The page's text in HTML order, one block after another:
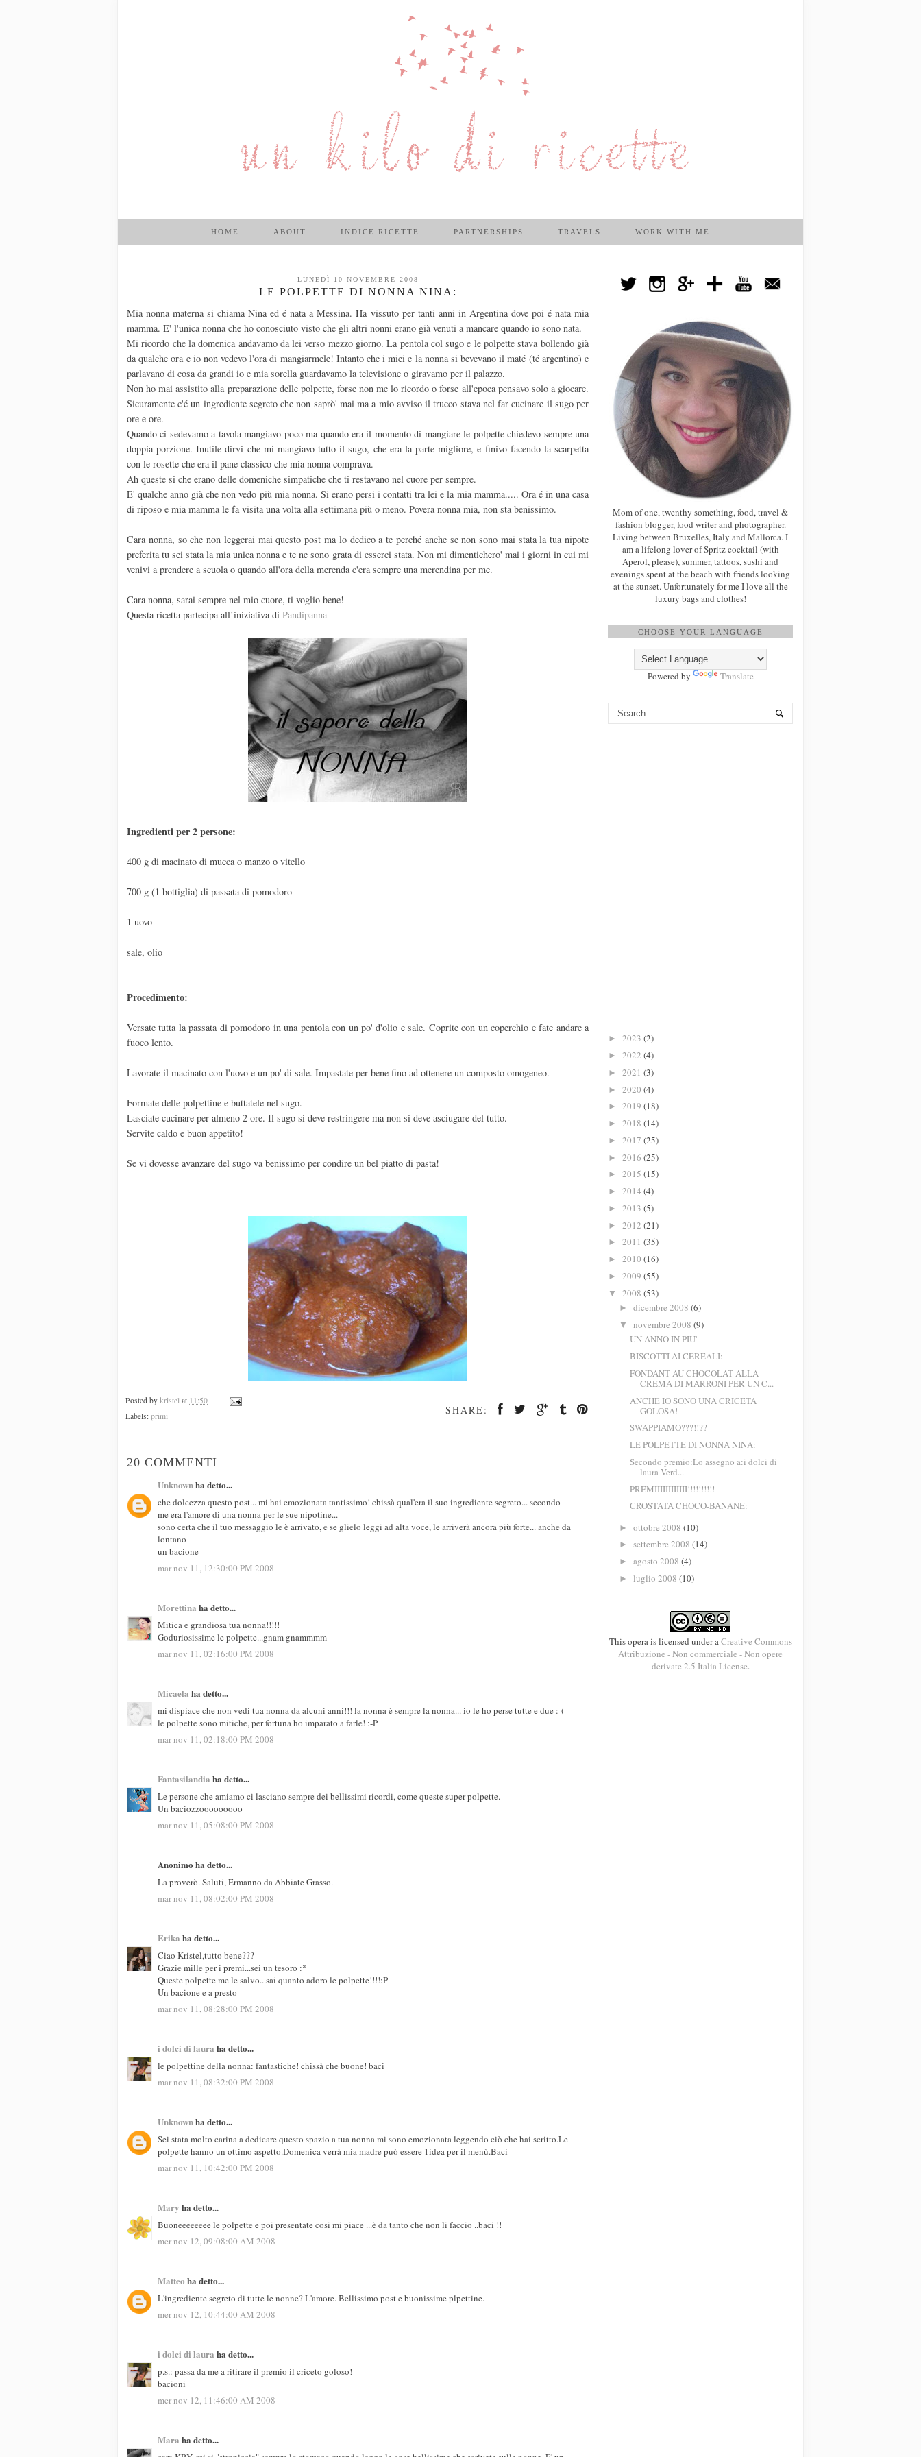
HOME ABOUT INDICE RICETTE PARTNERSHIPS TRAVELS WORK WITH ME
LUNEDÌ 10 NOVEMBRE 2008
LE POLPETTE DI NONNA NINA:
Mia nonna materna si chiama Nina ed é nata a Messina. Ha vissuto per tanti anni in Argentina dove poi é nata mia
mamma. E' l'unica nonna che ho conosciuto visto che gli altri nonni erano già venuti a mancare quando io sono nata.
Mi ricordo che la domenica andavamo da lei verso mezzo giorno. La pentola col sugo e le polpette stava bollendo già
da qualche ora e io non vedevo l'ora di mangiarmele! Intanto che i miei e la nonna si bevevano il maté (té argentino) e
parlavano di cosa da grandi io e mia sorella guardavamo la televisione o giravamo per il palazzo.
Non ho mai assistito alla preparazione delle polpette, forse non me lo ricordo o forse all'epoca pensavo solo a giocare.
Sicuramente c'é un ingrediente segreto che non saprò' mai ma a mio avviso il trucco stava nel far cucinare il sugo per
ore e ore.
Quando ci sedevamo a tavola mangiavo poco ma quando era il momento di mangiare le polpette chiedevo sempre una
doppia porzione. Inutile dirvi che mi mangiavo tutto il sugo, che era la parte migliore, e finivo facendo la scarpetta
con le rosette che era il pane classico che mia nonna comprava.
Ah queste si che erano delle domeniche simpatiche che ti restavano nel cuore per sempre.
E' qualche anno già che non vedo più mia nonna. Si erano persi i contatti tra lei e la mia mamma..... Ora é in una casa
di riposo e mia mamma le fa visita una volta alla settimana più o meno. Povera nonna mia, non sta benissimo.
Cara nonna, so che non leggerai mai questo post ma lo dedico a te perché anche se non sono mai stata la tua nipote
preferita tu sei stata la mia unica nonna e te ne sono grata di esserci stata. Non mi dimentichero' mai i giorni in cui mi
venivi a prendere a scuola o quando all'ora della merenda c'era sempre una merendina per me.
Cara nonna, sarai sempre nel mio cuore, ti voglio bene!
Questa ricetta partecipa all’iniziativa di Pandipanna
Ingredienti per 2 persone:
400 g di macinato di mucca o manzo o vitello
700 g (1 bottiglia) di passata di pomodoro
1 uovo
sale, olio
Procedimento:
Versate tutta la passata di pomodoro in una pentola con un po' d'olio e sale. Coprite con un coperchio e fate andare a
fuoco lento.
Lavorate il macinato con l'uovo e un po' di sale. Impastate per bene fino ad ottenere un composto omogeneo.
Formate delle polpettine e buttatele nel sugo.
Lasciate cucinare per almeno 2 ore. Il sugo si deve restringere ma non si deve asciugare del tutto.
Servite caldo e buon appetito!
Se vi dovesse avanzare del sugo va benissimo per condire un bel piatto di pasta!
SHARE:
Posted by kristel at 11:50
Labels: primi
20 COMMENTI
Unknownha detto...
che dolcezza questo post... mi hai emozionata tantissimo! chissà qual'era il suo ingrediente segreto... secondo
me era l'amore di una nonna per le sue nipotine...
sono certa che il tuo messaggio le è arrivato, e se glielo leggi ad alta voce, le arriverà ancora più forte... anche da
lontano
un bacione
mar nov 11, 12:30:00 PM 2008
Morettina ha detto...
Mitica e grandiosa tua nonna!!!!!
Goduriosissime le polpette...gnam gnammmm
mar nov 11, 02:16:00 PM 2008
Micaela ha detto...
mi dispiace che non vedi tua nonna da alcuni anni!!! la nonna è sempre la nonna... io le ho perse tutte e due :-(
le polpette sono mitiche, per fortuna ho imparato a farle! :-P
mar nov 11, 02:18:00 PM 2008
Fantasilandia ha detto...
Le persone che amiamo ci lasciano sempre dei bellissimi ricordi, come queste super polpette.
Un baciozzooooooooo
mar nov 11, 05:08:00 PM 2008
Anonimo ha detto...
La proverò. Saluti, Ermanno da Abbiate Grasso.
mar nov 11, 08:02:00 PM 2008
Erika ha detto...
Ciao Kristel,tutto bene???
Grazie mille per i premi...sei un tesoro :*
Queste polpette me le salvo...sai quanto adoro le polpette!!!!:P
Un bacione e a presto
mar nov 11, 08:28:00 PM 2008
i dolci di laura ha detto...
le polpettine della nonna: fantastiche! chissà che buone! baci
mar nov 11, 08:32:00 PM 2008
Unknownha detto...
Sei stata molto carina a dedicare questo spazio a tua nonna mi sono emozionata leggendo ciò che hai scritto.Le
polpette hanno un ottimo aspetto.Domenica verrà mia madre può essere 1idea per il menù.Baci
mar nov 11, 10:42:00 PM 2008
Mary ha detto...
Buoneeeeeeee le polpette e poi presentate cosi mi piace ...è da tanto che non li faccio ..baci !!
mer nov 12, 09:08:00 AM 2008
Matteo ha detto...
L'ingrediente segreto di tutte le nonne? L'amore. Bellissimo post e buonissime plpettine.
mer nov 12, 10:44:00 AM 2008
i dolci di laura ha detto...
p.s.: passa da me a ritirare il premio il criceto goloso!
bacioni
mer nov 12, 11:46:00 AM 2008
Mara ha detto...
Mom of one, twenthy something, food, travel &
fashion blogger, food writer and photographer.
Living between Bruxelles, Italy and Mallorca. I
am a lifelong lover of Spritz cocktail (with
Aperol, please), summer, tattoos, sushi and
evenings spent at the beach with friends looking
at the sunset. Unfortunately for me I love all the
luxury bags and clothes!
CHOOSE YOUR LANGUAGE
Powered by Translate
► 2023 (2)
► 2022 (4)
► 2021 (3)
► 2020 (4)
► 2019 (18)
► 2018 (14)
► 2017 (25)
► 2016 (25)
► 2015 (15)
► 2014 (4)
► 2013 (5)
► 2012 (21)
► 2011 (35)
► 2010 (16)
► 2009 (55)
▼ 2008 (53)
► dicembre 2008 (6)
▼ novembre 2008 (9)
UN ANNO IN PIU'
BISCOTTI AI CEREALI:
FONDANT AU CHOCOLAT ALLA
CREMA DI MARRONI PER UN C...
ANCHE IO SONO UNA CRICETA
GOLOSA!
SWAPPIAMO???!!??
LE POLPETTE DI NONNA NINA:
Secondo premio:Lo assegno a:i dolci di
laura Verd...
PREMIIIIIIIIIIII!!!!!!!!!!
CROSTATA CHOCO-BANANE:
► ottobre 2008 (10)
► settembre 2008 (14)
► agosto 2008 (4)
► luglio 2008 (10)
This opera is licensed under a Creative Commons
Attribuzione - Non commerciale - Non opere
derivate 2.5 Italia License.